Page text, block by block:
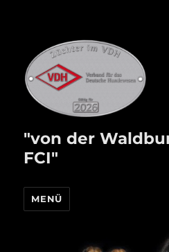
"von der
FCI"
MENÜ